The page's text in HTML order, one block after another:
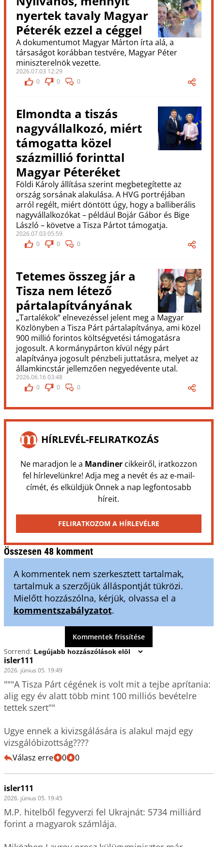
nyertek tavaly Magyar
Péterék ezzel a céggel
A dokumentumot Magyar Márton írta alá, a
társaságot korábban testvére, Magyar Péter
miniszterelnök vezette.
2026.07.03 12:29
0
0 0
Elmondta a tiszás
nagyvállalkozó, miért
támogatta közel
százmillió forinttal
Magyar Péteréket
Földi Károly állítása szerint megbetegítette az
ország sorsának alakulása. A HVG portréjában
arról regélt, miért döntött úgy, hogy a balliberális
nagyvállalkozókat – például Bojár Gábor és Bige
László – követve a Tisza Pártot támogatja.
2026.07.03 05:59
0
0 0
Tetemes összeg jár a
Tisza nem létező
pártalapítványának
„Tartalékok” elnevezéssel jelent meg a Magyar
Közlönyben a Tisza Párt pártalapítványa, ami közel
900 millió forintos költségvetési támogatásra
jogosult. A kormánypárton kívül négy párt
alapítványa jogosult pénzbeli juttatásra, melyet az
államkincstár jellemzően negyedévente utal.
2026.06.16 03:48
0
0 0
HÍRLEVÉL-FELIRATKOZÁS
Ne maradjon le a Mandinercikkeiről, iratkozzon
fel hírlevelünkre! Adja meg a nevét és az e-mail-
címét, és elküldjük Önnek a nap legfontosabb
híreit.
FELIRATKOZOM A HÍRLEVÉLRE
Összesen 48 komment
A kommentek nem szerkesztett tartalmak,
tartalmuk a szerzőjük álláspontját tükrözi.
Mielőtt hozzászólna, kérjük, olvassa el a
kommentszabályzatot.
Kommentek frissítése
Sorrend:
isler111
2026. június 05. 19:49
"""A Tisza Párt cégének is volt mit a tejbe aprítania:
alig egy év alatt több mint 100 milliós bevételre
tettek szert""
Ugye ennek a kivizsgálására is alakul majd egy
vizsgálóbizottság????
Válasz erre 0 0
isler111
2026. június 05. 19:45
M.P. hitelből fegyverzi fel Ukrajnát: 5734 milliárd
forint a magyarok számlája.